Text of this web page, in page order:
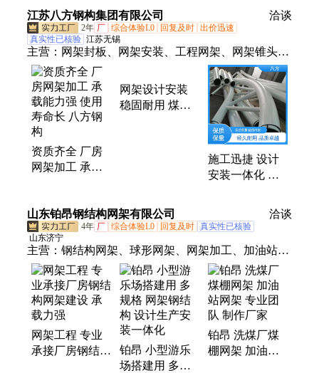
震中表现优异。
江苏八方钢构集团有限公司 洽谈
2年 厂 综合体验L0 回复及时 出价迅速
真实性已核验 江苏无锡
主营： 网架封板、网架安装、工程网架、网架锥头、
螺栓球网架、储煤棚网架、干煤棚网架、健身馆网
架、工业厂房网架、封闭料场网架、原料厂大棚网
架、八方钢构、管桁架结构
资质齐全 厂房
网架加工 承载
网架设计安装
稳固耐用 煤棚
施工迅捷 设计
安装一体化 生
网架 八方钢构
山东铂昂钢结构网架有限公司 洽谈
4年 厂 综合体验L0 回复及时 真实性已核验
山东济宁
主营： 钢结构网架、球形网架、网架加工、加油站9
网架
网架工程 专业
承接厂房钢结构
铂昂 小型游乐
场搭建用 多规
铂昂 洗煤厂煤
棚网架 加油站